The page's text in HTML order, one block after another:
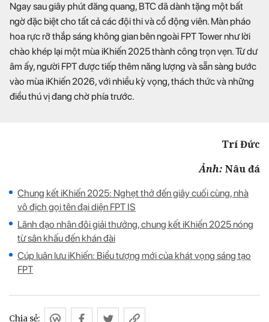
Ngay sau giây phút đăng quang, BTC đã dành tặng một bất
ngờ đặc biệt cho tất cả các đội thi và cổ động viên. Màn pháo
hoa rực rỡ thắp sáng không gian bên ngoài FPT Tower như lời
chào khép lại một mùa iKhiến 2025 thành công trọn vẹn. Từ dư
âm ấy, người FPT được tiếp thêm năng lượng và sẵn sàng bước
vào mùa iKhiến 2026, với nhiều kỳ vọng, thách thức và những
điều thú vị đang chờ phía trước.
Trí Đức
Ảnh: Nâu đá
Chung kết iKhiến 2025: Nghẹt thở đến giây cuối cùng, nhà
vô địch gọi tên đại diện FPT IS
Lãnh đạo nhân đôi giải thưởng, chung kết iKhiến 2025 nóng
từ sân khấu đến khán đài
Cúp luân lưu iKhiến: Biểu tượng mới của khát vọng sáng tạo
FPT
Chia sẻ: